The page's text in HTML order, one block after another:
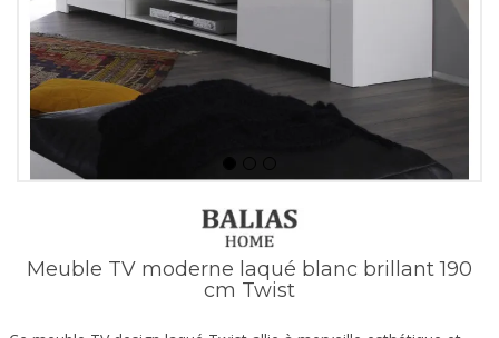
Meuble TV moderne laqué blanc brillant 190
cm Twist